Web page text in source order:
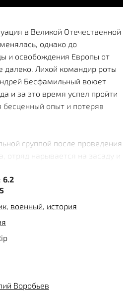
в Великой Отечественной
однако до
и освобождения Европы от
далеко. Лихой командир роты
Бесфамильный воюет
и за это время успел пройти
бесценный опыт и потеряв
группой после проведения
отряд нарывается на засаду и
сержант Федотов, однако
"мертвый" боец
через линию фронта с
без труда управляя речью, он
что блуждая по болотам
секретный завод фашистов.
бедолаги бдительный
6.2
военный история
Воробьев